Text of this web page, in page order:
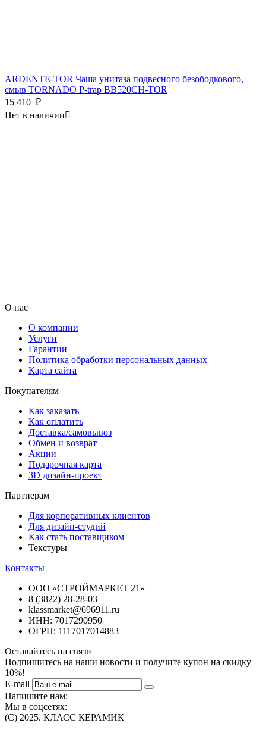
ARDENTE-TOR Чаша унитаза подвесного безободкового,
смыв TORNADO P-trap BB520CH-TOR
15 410 ₽
Нет в наличии
О нас
О компании
Услуги
Гарантии
Политика обработки персональных данных
Карта сайта
Покупателям
Как заказать
Как оплатить
Доставка/самовывоз
Обмен и возврат
Акции
Подарочная карта
3D дизайн-проект
Партнерам
Для корпоративных клиентов
Для дизайн-студий
Как стать поставщиком
Текстуры
Контакты
ООО «СТРОЙМАРКЕТ 21»
8 (3822) 28-28-03
klassmarket@696911.ru
ИНН: 7017290950
ОГРН: 1117017014883
Оставайтесь на связи
Подпишитесь на наши новости и получите купон на скидку
10%!
E-mail
Напишите нам:
Мы в соцсетях:
(C) 2025. КЛАСС КЕРАМИК